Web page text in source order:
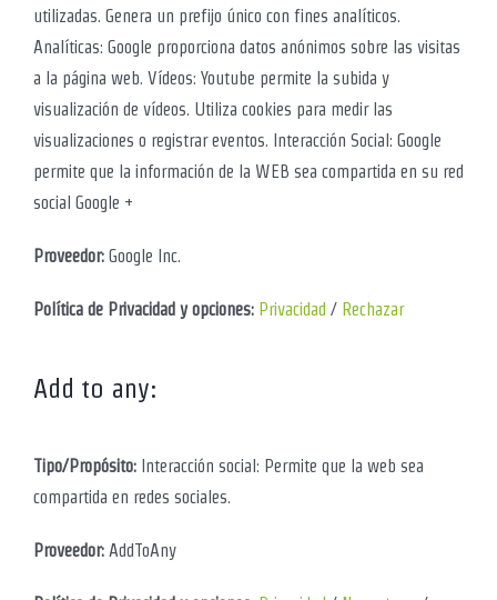
utilizadas. Genera un prefijo único con fines analíticos.
Analíticas: Google proporciona datos anónimos sobre las visitas
a la página web. Vídeos: Youtube permite la subida y
visualización de vídeos. Utiliza cookies para medir las
visualizaciones o registrar eventos. Interacción Social: Google
permite que la información de la WEB sea compartida en su red
social Google +
Proveedor: Google Inc.
Política de Privacidad y opciones: Privacidad / Rechazar
Add to any:
Tipo/Propósito: Interacción social: Permite que la web sea
compartida en redes sociales.
Proveedor: AddToAny